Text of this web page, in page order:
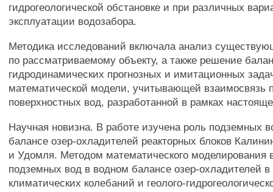
гидрогеологической обстановке и при различных
эксплуатации водозабора.
Методика исследований включала анализ
по рассматриваемому объекту, а также решение
гидродинамических прогнозных и имитационных
математической модели, учитывающей взаимосвязь
поверхностных вод, разработанной в рамках
Научная новизна. В работе изучена роль подземных
балансе озер-охладителей реакторных блоков
и Удомля. Методом математического моделирования
подземных вод в водном балансе озер-охладителей
климатических колебаний и геолого-